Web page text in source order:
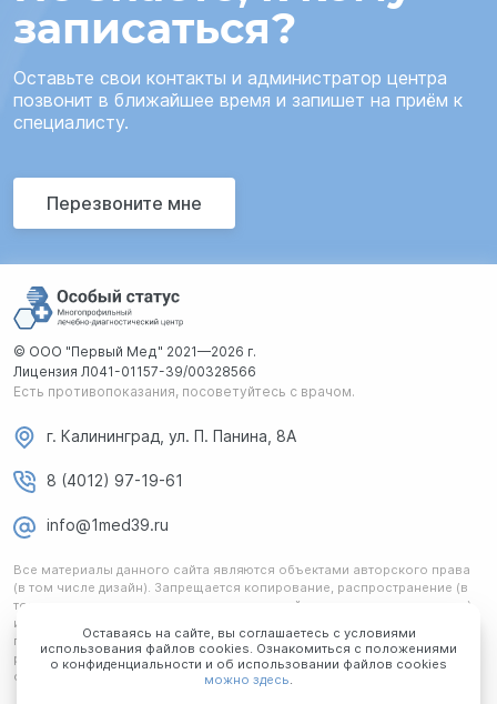
записаться?
Оставьте свои контакты и администратор центра
позвонит в ближайшее время и запишет на приём к
специалисту.
Перезвоните мне
© ООО "Первый Мед" 2021—2026 г.
Лицензия Л041-01157-39/00328566
Есть противопоказания, посоветуйтесь с врачом.
г. Калининград, ул. П. Панина, 8А
8 (4012) 97-19-61
info@1med39.ru
Все материалы данного сайта являются объектами авторского права
(в том числе дизайн). Запрещается копирование, распространение (в
том числе путем копирования на другие сайты и ресурсы в интернете)
или любое иное использование информации и объектов без
предварительного согласия правообладателя. Любая информация,
размещенная на сайте, не является публичной офертой и носит
ознакомительный характер.
Оставаясь на сайте, вы соглашаетесь с условиями
использования файлов cookies. Ознакомиться с положениями
о конфиденциальности и об использовании файлов cookies
можно здесь.